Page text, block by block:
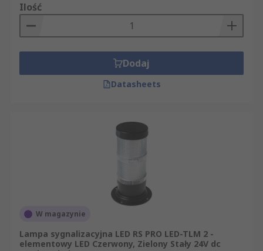
Ilość
Dodaj
Datasheets
W magazynie
Lampa sygnalizacyjna LED RS PRO LED-TLM 2 -
elementowy LED Czerwony, Zielony Stały 24V dc